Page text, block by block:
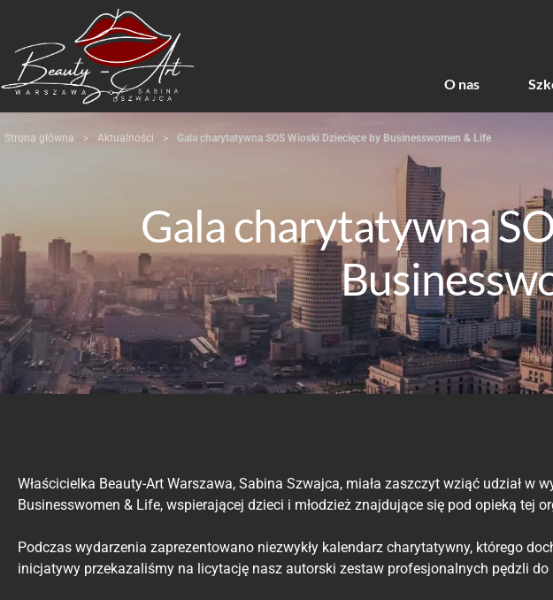
O nas
Strona główna > Aktualności > Gala charytatywna SOS Wioski Dziecięce by Businesswomen & Life
Gala charytatywna
Właścicielka Beauty-Art Warszawa, Sabina Szwajca, miała zaszczyt wziąć udział
Businesswomen & Life, wspierającej dzieci i młodzież znajdujące się pod opieką tej
Podczas wydarzenia zaprezentowano niezwykły kalendarz charytatywny, którego
inicjatywy przekazaliśmy na licytację nasz autorski zestaw profesjonalnych pędzli